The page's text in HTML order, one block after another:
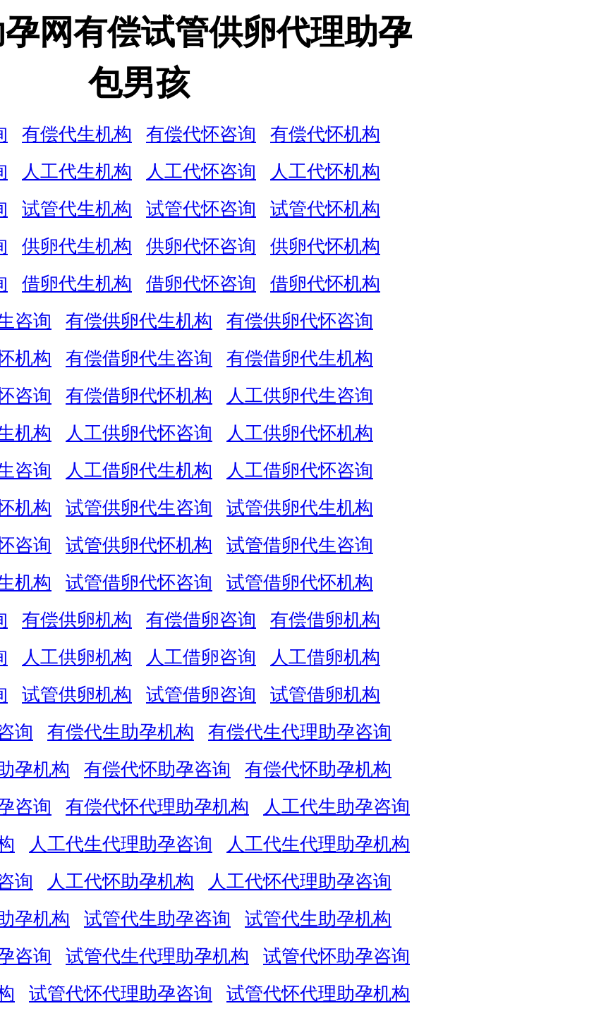
网有偿试管供卵代理助孕
包男孩
有偿代生机构 有偿代怀咨询
有偿代怀机构
人工代生机构 人工代怀咨询
人工代怀机构
试管代生机构 试管代怀咨询
试管代怀机构
供卵代生机构 供卵代怀咨询
供卵代怀机构
借卵代生机构 借卵代怀咨询
借卵代怀机构
咨询
有偿供卵代生机构
有偿供卵代怀咨询
机构
有偿借卵代生咨询
有偿借卵代生机构
咨询
有偿借卵代怀机构
人工供卵代生咨询
机构
人工供卵代怀咨询
人工供卵代怀机构
咨询
人工借卵代生机构
人工借卵代怀咨询
机构
试管供卵代生咨询
试管供卵代生机构
咨询
试管供卵代怀机构
试管借卵代生咨询
机构
试管借卵代怀咨询
试管借卵代怀机构
有偿供卵机构 有偿借卵咨询
有偿借卵机构
人工供卵机构 人工借卵咨询
人工借卵机构
试管供卵机构 试管借卵咨询
试管借卵机构
询
有偿代生助孕机构
有偿代生代理助孕咨询
孕机构
有偿代怀助孕咨询
有偿代怀助孕机构
咨询
有偿代怀代理助孕机构
人工代生助孕咨询
人工代生代理助孕咨询
人工代生代理助孕机构
询
人工代怀助孕机构
人工代怀代理助孕咨询
孕机构
试管代生助孕咨询
试管代生助孕机构
咨询
试管代生代理助孕机构
试管代怀助孕咨询
试管代怀代理助孕咨询
试管代怀代理助孕机构